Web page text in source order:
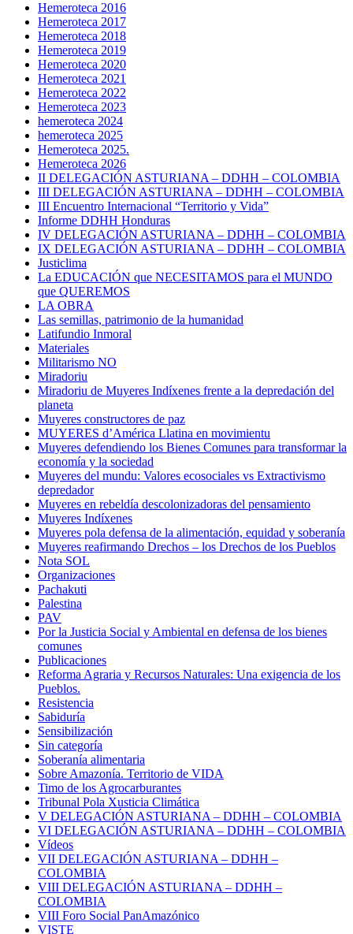
Hemeroteca 2016
Hemeroteca 2017
Hemeroteca 2018
Hemeroteca 2019
Hemeroteca 2020
Hemeroteca 2021
Hemeroteca 2022
Hemeroteca 2023
hemeroteca 2024
hemeroteca 2025
Hemeroteca 2025.
Hemeroteca 2026
II DELEGACIÓN ASTURIANA – DDHH – COLOMBIA
III DELEGACIÓN ASTURIANA – DDHH – COLOMBIA
III Encuentro Internacional “Territorio y Vida”
Informe DDHH Honduras
IV DELEGACIÓN ASTURIANA – DDHH – COLOMBIA
IX DELEGACIÓN ASTURIANA – DDHH – COLOMBIA
Justiclima
La EDUCACIÓN que NECESITAMOS para el MUNDO
que QUEREMOS
LA OBRA
Las semillas, patrimonio de la humanidad
Latifundio Inmoral
Materiales
Militarismo NO
Miradoriu
Miradoriu de Muyeres Indíxenes frente a la depredación del
planeta
Muyeres constructores de paz
MUYERES d’América Llatina en movimientu
Muyeres defendiendo los Bienes Comunes para transformar la
economía y la sociedad
Muyeres del mundu: Valores ecosociales vs Extractivismo
depredador
Muyeres en rebeldía descolonizadoras del pensamiento
Muyeres Indíxenes
Muyeres pola defensa de la alimentación, equidad y soberanía
Muyeres reafirmando Drechos – los Drechos de los Pueblos
Nota SOL
Organizaciones
Pachakuti
Palestina
PAV
Por la Justicia Social y Ambiental en defensa de los bienes
comunes
Publicaciones
Reforma Agraria y Recursos Naturales: Una exigencia de los
Pueblos.
Resistencia
Sabiduría
Sensibilización
Sin categoría
Soberanía alimentaria
Sobre Amazonía. Territorio de VIDA
Timo de los Agrocarburantes
Tribunal Pola Xusticia Climática
V DELEGACIÓN ASTURIANA – DDHH – COLOMBIA
VI DELEGACIÓN ASTURIANA – DDHH – COLOMBIA
Vídeos
VII DELEGACIÓN ASTURIANA – DDHH –
COLOMBIA
VIII DELEGACIÓN ASTURIANA – DDHH –
COLOMBIA
VIII Foro Social PanAmazónico
VISTE